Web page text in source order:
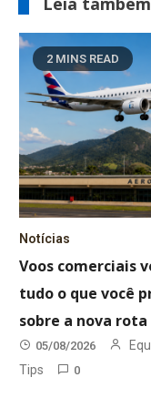
2 MINS READ
Notícias
Voos comerciais
tudo o que você
sobre a nova rota
05/08/2026
Tips
0